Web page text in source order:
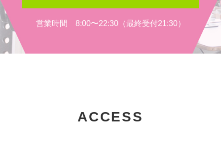
営業時間 8:00〜22:30（最終受付21:30）
ACCESS